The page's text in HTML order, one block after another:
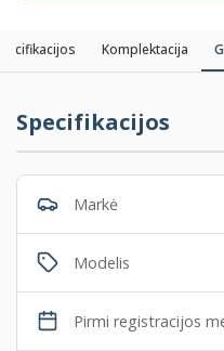
Komplektacija
Specifikacijos
Markė
Modelis
Pirmi registracijos